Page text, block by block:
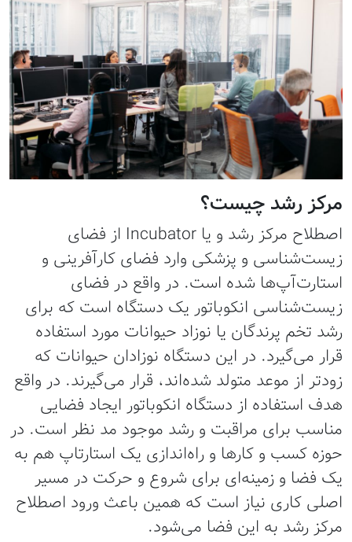
مرکز رشد چیست؟
اصطلاح مرکز رشد و یا Incubator از فضای
زیست‌شناسی و پزشکی وارد فضای کارآفرینی و
استارت‌آپ‌ها شده است. در واقع در فضای
زیست‌شناسی انکوباتور یک دستگاه است که برای
رشد تخم پرندگان یا نوزاد حیوانات مورد استفاده
قرار می‌گیرد. در این دستگاه نوزادان حیوانات که
زودتر از موعد متولد شده‌اند، قرار می‌گیرند. در واقع
هدف استفاده از دستگاه‌ انکوباتور ایجاد فضایی
مناسب برای مراقبت و رشد موجود مد نظر است. در
حوزه کسب و کارها و راه‌اندازی یک استارتاپ هم به
یک فضا و زمینه‌ای برای شروع و حرکت در مسیر
اصلی کاری نیاز است که همین باعث ورود اصطلاح
مرکز رشد به این فضا می‌شود.